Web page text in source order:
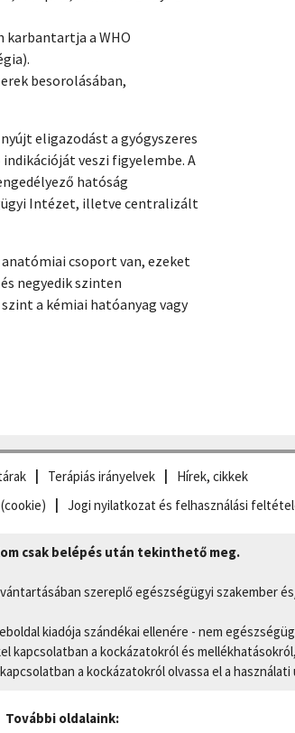
karbantartja a WHO
besorolásában,
eligazodást a gyógyszeres
veszi figyelembe. A
hatóság
Intézet, illetve centralizált
csoport van, ezeket
negyedik szinten
a kémiai hatóanyag vagy
Terápiás irányelvek
Hírek, cikkek
Jogi nyilatkozat és felhasználási
csak belépés után tekinthető meg.
szereplő egészségügyi szakember
kiadója szándékai ellenére - nem
a kockázatokról és
a kockázatokról olvassa el a
További oldalaink: